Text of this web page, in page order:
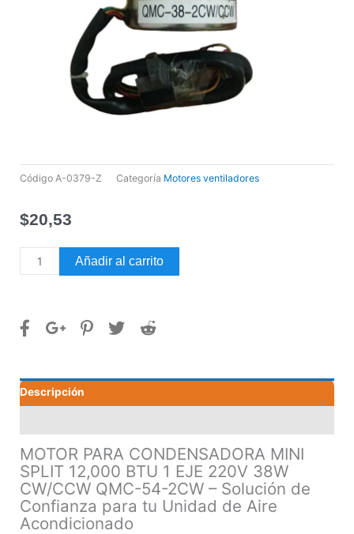
Código A-0379-Z Categoría Motores ventiladores
$20,53
MOTOR
PARA
SPLIT
1
EJE
CW/CCW
QMC-
54-
2CW
cantidad
Añadir al carrito
Descripción
MOTOR PARA CONDENSADORA MINI
SPLIT 12,000 BTU 1 EJE 220V 38W
CW/CCW QMC-54-2CW – Solución de
Confianza para tu Unidad de Aire
Acondicionado